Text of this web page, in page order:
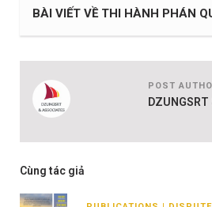
BÀI VIẾT VỀ THI HÀNH PHÁN
POST
DZUNGSRT
Cùng tác giả